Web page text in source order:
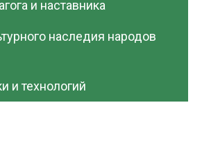
и наставника
наследия народов
и технологий